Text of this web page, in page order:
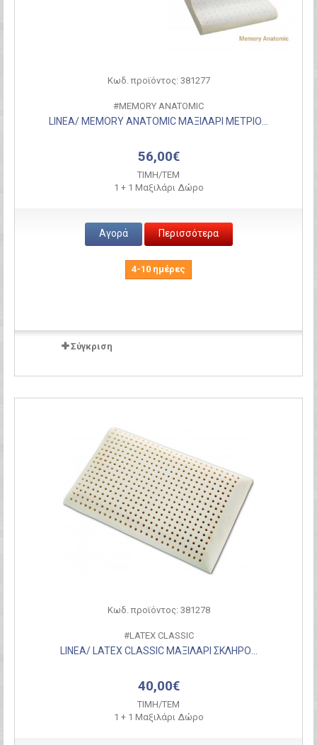
Κωδ. προϊόντος: 381277
#MEMORY ANATOMIC
LINEA/ MEMORY ANATOMIC ΜΑΞΙΛΑΡΙ ΜΕΤΡΙΟ...
56,00€
ΤΙΜH/ΤΕΜ
1 + 1 Μαξιλάρι Δώρο
Αγορά Περισσότερα
4-10 ημέρες
Σύγκριση
Κωδ. προϊόντος: 381278
#LATEX CLASSIC
LINEA/ LATEX CLASSIC ΜΑΞΙΛΑΡΙ ΣΚΛΗΡΟ...
40,00€
ΤΙΜH/ΤΕΜ
1 + 1 Μαξιλάρι Δώρο